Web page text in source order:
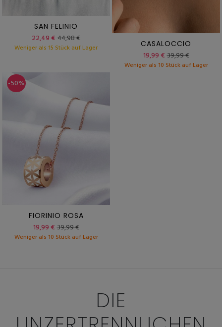
SAN FELINIO
22,49 € 44,98 €
Weniger als 15 Stück auf Lager CASALOCCIO
19,99 €39,99 €
Weniger als 10 Stück auf Lager
-50%
FIORINIO ROSA
19,99 €39,99 €
Weniger als 10 Stück auf Lager
DIE